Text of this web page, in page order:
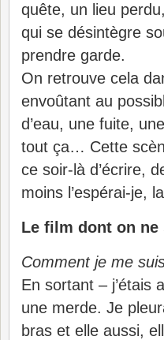
quête, un lieu
qui se désintègre
prendre garde.
On retrouve cela
envoûtant au
d’eau, une fuite,
tout ça… Cette
ce soir-là d’écrire,
moins l’espérai-je,
Le film dont on ne
Comment je me
En sortant – j’étais
une merde. Je
bras et elle aussi,